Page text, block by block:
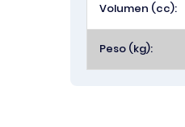
Volumen (cc):
Peso (kg):